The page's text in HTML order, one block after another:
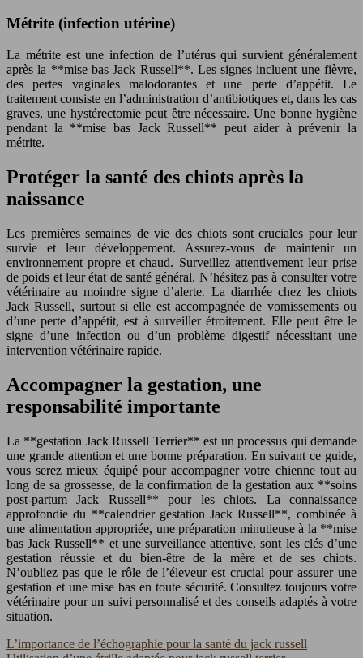
Métrite (infection utérine)
La métrite est une infection de l’utérus qui survient généralement
après la **mise bas Jack Russell**. Les signes incluent une fièvre,
des pertes vaginales malodorantes et une perte d’appétit. Le
traitement consiste en l’administration d’antibiotiques et, dans les cas
graves, une hystérectomie peut être nécessaire. Une bonne hygiène
pendant la **mise bas Jack Russell** peut aider à prévenir la
métrite.
Protéger la santé des chiots après la
naissance
Les premières semaines de vie des chiots sont cruciales pour leur
survie et leur développement. Assurez-vous de maintenir un
environnement propre et chaud. Surveillez attentivement leur prise
de poids et leur état de santé général. N’hésitez pas à consulter votre
vétérinaire au moindre signe d’alerte. La diarrhée chez les chiots
Jack Russell, surtout si elle est accompagnée de vomissements ou
d’une perte d’appétit, est à surveiller étroitement. Elle peut être le
signe d’une infection ou d’un problème digestif nécessitant une
intervention vétérinaire rapide.
Accompagner la gestation, une
responsabilité importante
La **gestation Jack Russell Terrier** est un processus qui demande
une grande attention et une bonne préparation. En suivant ce guide,
vous serez mieux équipé pour accompagner votre chienne tout au
long de sa grossesse, de la confirmation de la gestation aux **soins
post-partum Jack Russell** pour les chiots. La connaissance
approfondie du **calendrier gestation Jack Russell**, combinée à
une alimentation appropriée, une préparation minutieuse à la **mise
bas Jack Russell** et une surveillance attentive, sont les clés d’une
gestation réussie et du bien-être de la mère et de ses chiots.
N’oubliez pas que le rôle de l’éleveur est crucial pour assurer une
gestation et une mise bas en toute sécurité. Consultez toujours votre
vétérinaire pour un suivi personnalisé et des conseils adaptés à votre
situation.
L’importance de l’échographie pour la santé du jack russell